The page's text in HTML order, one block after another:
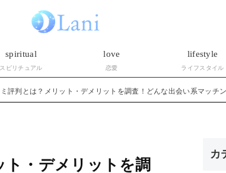
spiritual
スピリチュアル
love
恋愛
lifestyle
ライフスタイル
評判とは？メリット・デメリットを調査！どんな出会い系マッチ
・デメリットを調
カ